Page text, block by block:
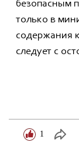
безопасным
только в
содержания
следует с
1